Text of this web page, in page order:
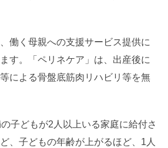
働く母親への支援サービス提供に
す。「ペリネケア」は、出産後に
による骨盤底筋肉リハビリ等を無
子どもが2人以上いる家庭に給付さ
、子どもの年齢が上がるほど、1人